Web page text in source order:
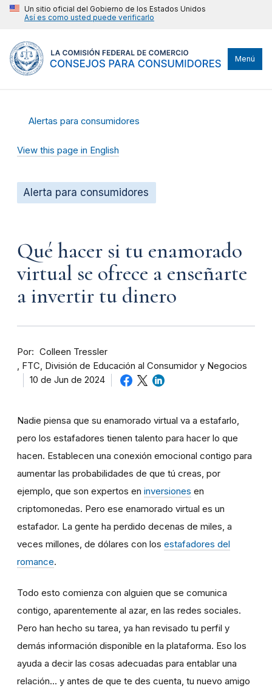
Un sitio oficial del Gobierno de los Estados Unidos
Así es como usted puede verificarlo
Menú
Alertas para consumidores
View this page in English
Alerta para consumidores
Qué hacer si tu enamorado
virtual se ofrece a enseñarte
a invertir tu dinero
Por
Colleen Tressler
FTC, División de Educación al Consumidor y Negocios
10 de Jun de 2024
Nadie piensa que su enamorado virtual va a estafarlo,
pero los estafadores tienen talento para hacer lo que
hacen. Establecen una conexión emocional contigo para
aumentar las probabilidades de que tú creas, por
ejemplo, que son expertos en inversiones en
criptomonedas. Pero ese enamorado virtual es un
estafador. La gente ha perdido decenas de miles, a
veces millones, de dólares con los estafadores del
romance.
Todo esto comienza con alguien que se comunica
contigo, aparentemente al azar, en las redes sociales.
Pero han hecho su tarea, ya han revisado tu perfil y
demás información disponible en la plataforma. Eso los
ayuda a decir las cosas adecuadas para entablar una
relación... y antes de que te des cuenta, tu nuevo amigo